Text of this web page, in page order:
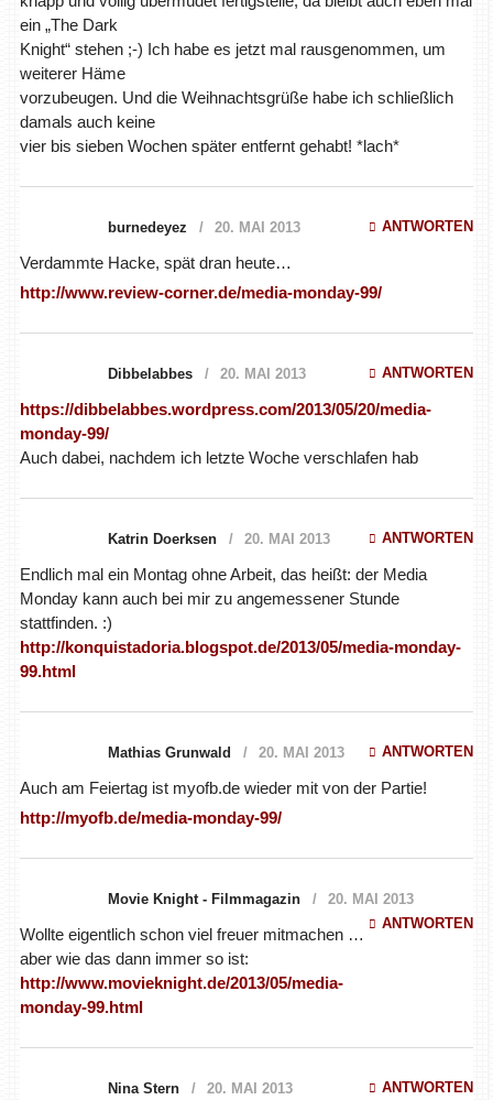
ein „The Dark
Knight“ stehen ;-) Ich habe es jetzt mal rausgenommen, um
weiterer Häme
vorzubeugen. Und die Weihnachtsgrüße habe ich schließlich
damals auch keine
vier bis sieben Wochen später entfernt gehabt! *lach*
burnedeyez 20. MAI 2013 ANTWORTEN
Verdammte Hacke, spät dran heute…
http://www.review-corner.de/media-monday-99/
Dibbelabbes 20. MAI 2013 ANTWORTEN
https://dibbelabbes.wordpress.com/2013/05/20/media-
monday-99/
Auch dabei, nachdem ich letzte Woche verschlafen hab
Katrin Doerksen 20. MAI 2013 ANTWORTEN
Endlich mal ein Montag ohne Arbeit, das heißt: der Media
Monday kann auch bei mir zu angemessener Stunde
stattfinden. :)
http://konquistadoria.blogspot.de/2013/05/media-monday-
99.html
Mathias Grunwald 20. MAI 2013 ANTWORTEN
Auch am Feiertag ist myofb.de wieder mit von der Partie!
http://myofb.de/media-monday-99/
Movie Knight - Filmmagazin
20. MAI 2013
ANTWORTEN
Wollte eigentlich schon viel freuer mitmachen …
aber wie das dann immer so ist:
http://www.movieknight.de/2013/05/media-
monday-99.html
Nina Stern 20. MAI 2013 ANTWORTEN